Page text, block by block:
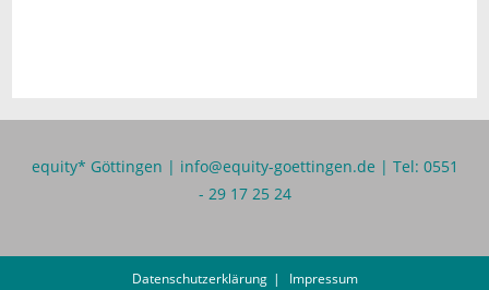
equity* Göttingen | info@equity-goettingen.de | Tel: 0551
- 29 17 25 24
Datenschutzerklärung Impressum